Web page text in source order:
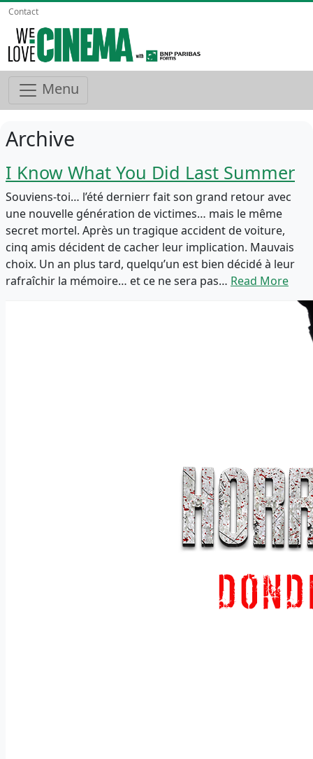
Contact
Menu
Archive
I Know What You Did Last Summer
Souviens-toi… l’été dernierr fait son grand retour avec
une nouvelle génération de victimes… mais le même
secret mortel. Après un tragique accident de voiture,
cinq amis décident de cacher leur implication. Mauvais
choix. Un an plus tard, quelqu’un est bien décidé à leur
rafraîchir la mémoire… et ce ne sera pas… Read More